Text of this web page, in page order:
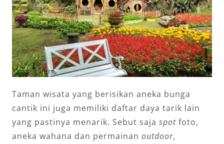
Taman wisata yang berisikan aneka bunga
cantik ini juga memiliki daftar daya tarik lain
yang pastinya menarik. Sebut saja spot foto,
aneka wahana dan permainan outdoor,